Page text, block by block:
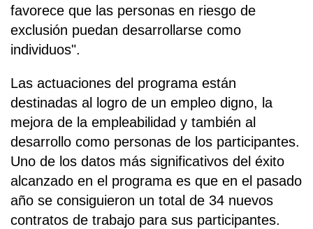
favorece que las personas en riesgo de
exclusión puedan desarrollarse como
individuos".
Las actuaciones del programa están
destinadas al logro de un empleo digno, la
mejora de la empleabilidad y también al
desarrollo como personas de los participantes.
Uno de los datos más significativos del éxito
alcanzado en el programa es que en el pasado
año se consiguieron un total de 34 nuevos
contratos de trabajo para sus participantes.